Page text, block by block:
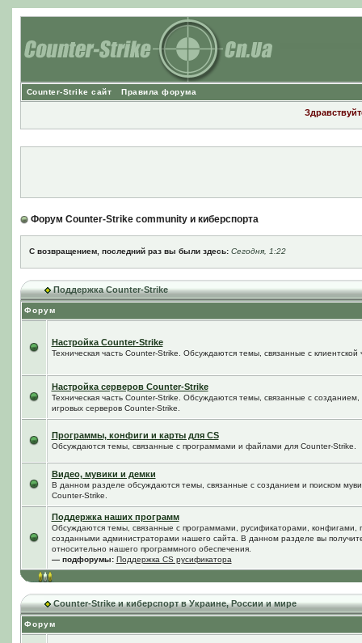
Counter-Strike сайт Правила форума
Форум Counter-Strike community и киберспорта
С возвращением, последний раз вы были здесь: Сегодня, 1:22
Поддержка Counter-Strike
Форум
Настройка Counter-Strike
Техническая часть Counter-Strike. Обсуждаются темы, связанные с клиентской
Настройка серверов Counter-Strike
Техническая часть Counter-Strike. Обсуждаются темы, связанные с
игровых серверов Counter-Strike.
Программы, конфиги и карты для CS
Обсуждаются темы, связанные с программами и файлами для Counter-Strike.
Видео, мувики и демки
В данном разделе обсуждаются темы, связанные с созданием и поиском
Counter-Strike.
Поддержка наших программ
Обсуждаются темы, связанные с программами, русификаторами, конфигами,
созданными администраторами нашего сайта. В данном разделе вы
относительно нашего программного обеспечения.
— подфорумы: Поддержка CS русификатора
Counter-Strike и киберспорт в Украине, России и мире
Форум